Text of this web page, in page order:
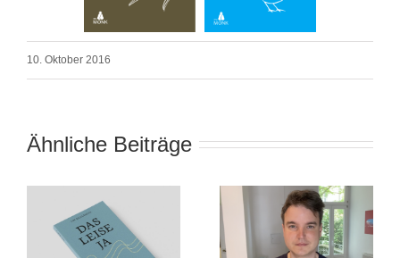
10. Oktober 2016
Ähnliche Beiträge